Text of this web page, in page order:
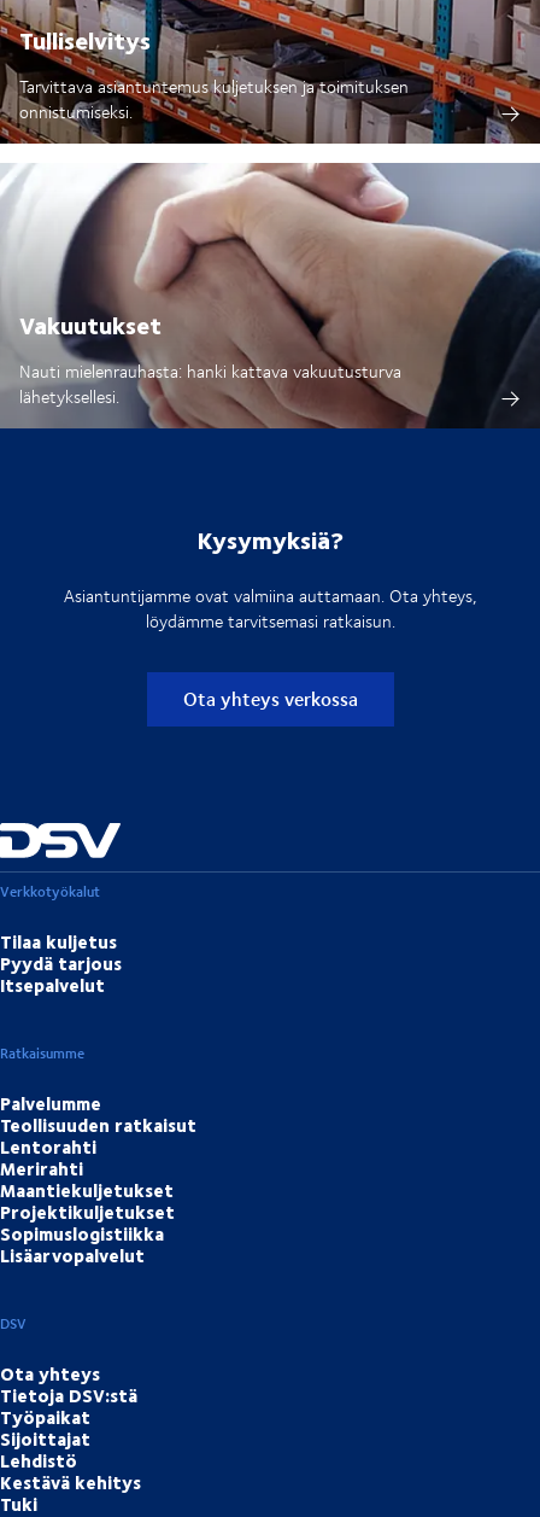
Tulliselvitys
Tarvittava asiantuntemus kuljetuksen ja toimituksen
onnistumiseksi.
Vakuutukset
Nauti mielenrauhasta: hanki kattava vakuutusturva
lähetyksellesi.
Kysymyksiä?
Asiantuntijamme ovat valmiina auttamaan. Ota yhteys,
löydämme tarvitsemasi ratkaisun.
Ota yhteys verkossa
Verkkotyökalut
Tilaa kuljetus
Pyydä tarjous
Itsepalvelut
Ratkaisumme
Palvelumme
Teollisuuden ratkaisut
Lentorahti
Merirahti
Maantiekuljetukset
Projektikuljetukset
Sopimuslogistiikka
Lisäarvopalvelut
DSV
Ota yhteys
Tietoja DSV:stä
Työpaikat
Sijoittajat
Lehdistö
Kestävä kehitys
Tuki